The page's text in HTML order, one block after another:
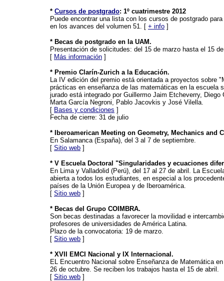
* Cursos de postgrado: 1º cuatrimestre 2012
Puede encontrar una lista con los cursos de postgrado
en los avances del volumen 51. [ + info ]
* Becas de postgrado en la UAM.
Presentación de solicitudes: del 15 de marzo hasta el 15
[ Más información ]
* Premio Clarín-Zurich a la Educación.
La IV edición del premio está orientada a proyectos sobre
prácticas en enseñanza de las matemáticas en la escuela
jurado está integrado por Guillermo Jaim Etcheverry, Diego
Marta García Negroni, Pablo Jacovkis y José Vilella.
[ Bases y condiciones ]
Fecha de cierre: 31 de julio
* Iberoamerican Meeting on Geometry, Mechanics and
En Salamanca (España), del 3 al 7 de septiembre.
[ Sitio web ]
* V Escuela Doctoral "Singularidades y ecuaciones
En Lima y Valladolid (Perú), del 17 al 27 de abril. La
abierta a todos los estudiantes, en especial a los
países de la Unión Europea y de Iberoamérica.
[ Sitio web ]
* Becas del Grupo COIMBRA.
Son becas destinadas a favorecer la movilidad e
profesores de universidades de América Latina.
Plazo de la convocatoria: 19 de marzo.
[ Sitio web ]
* XVII EMCI Nacional y IX Internacional.
EL Encuentro Nacional sobre Enseñanza de Matemática
26 de octubre. Se reciben los trabajos hasta el 15 de abril.
[ Sitio web ]